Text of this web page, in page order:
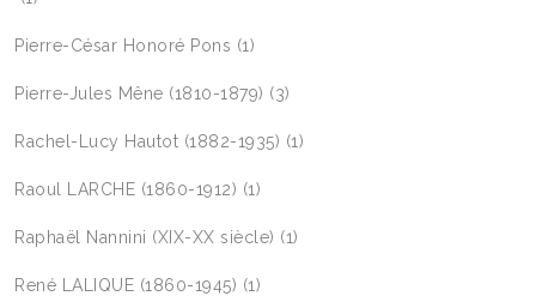
Pierre-César Honoré Pons (1)
Pierre-Jules Mêne (1810-1879) (3)
Rachel-Lucy Hautot (1882-1935) (1)
Raoul LARCHE (1860-1912) (1)
Raphaël Nannini (XIX-XX siècle) (1)
René LALIQUE (1860-1945) (1)